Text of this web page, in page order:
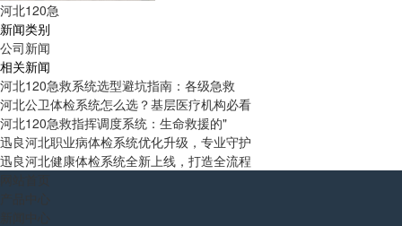
河北120急
新闻类别
公司新闻
相关新闻
河北120急救系统选型避坑指南：各级急救
河北公卫体检系统怎么选？基层医疗机构必看
河北120急救指挥调度系统：生命救援的"
迅良河北职业病体检系统优化升级，专业守护
迅良河北健康体检系统全新上线，打造全流程